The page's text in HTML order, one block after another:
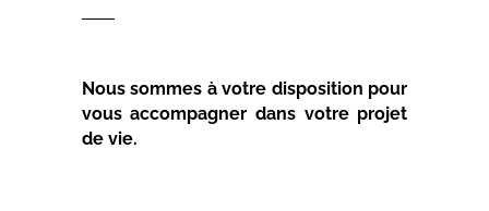
Nous sommes à votre disposition pour
vous accompagner dans votre projet
de vie.